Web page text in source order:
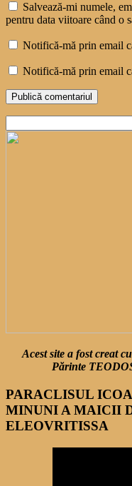
Salvează-mi numele,
pentru data viitoare când o
Notifică-mă prin email
Notifică-mă prin email
după:
Acest site a fost creat
Părinte
PARACLISUL
MINUNI A MAICII
ELEOVRITISSA